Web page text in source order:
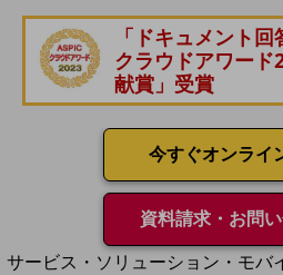
「ドキュメント
クラウドアワー
献賞」受賞
今すぐオンライ
資料請求・お問
地域の取り組み
地域社会を支える皆さまと地域課題の解決や
地域経済のさらなる活性化に取り組みます
自治体・地域社会との共創
LGPF(Local Government Platform)
別ウィンドウで開きます
サービス・ソリューション・モバ